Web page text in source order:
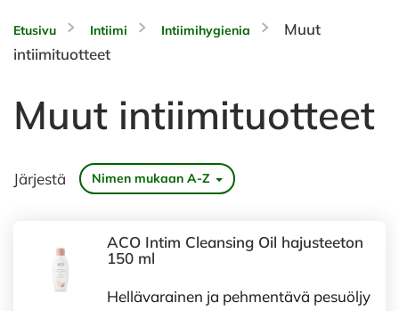
Etusivu Intiimi Intiimihygienia
Muut
intiimituotteet
Muut intiimituotteet
Järjestä Nimen mukaan A-Z
ACO Intim Cleansing Oil hajusteeton
150 ml
Hellävarainen ja pehmentävä pesuöljy